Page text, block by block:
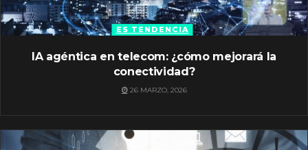
ES TENDENCIA
IA agéntica en telecom: ¿cómo mejorará la
conectividad?
26 MARZO, 2026